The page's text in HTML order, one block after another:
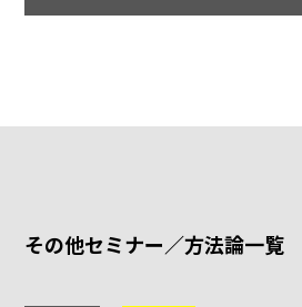
その他セミナー／方法論一覧